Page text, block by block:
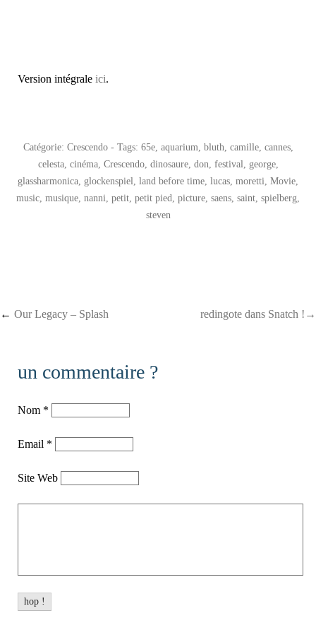
Version intégrale ici.
Catégorie: Crescendo- Tags: 65e, aquarium, bluth, camille, cannes,
celesta, cinéma, Crescendo, dinosaure, don, festival, george,
glassharmonica, glockenspiel, land before time, lucas, moretti, Movie,
music, musique, nanni, petit, petit pied, picture, saens, saint, spielberg,
steven
Post navigation
← Our Legacy – Splash redingote dans Snatch !→
un commentaire ?
Nom *
Email *
Site Web